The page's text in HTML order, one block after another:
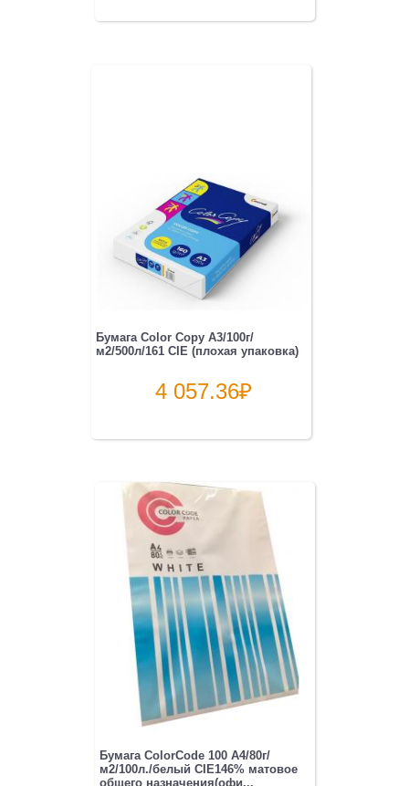
Бумага Color Copy A3/100г/
м2/500л/161 CIE (плохая упаковка)
4 057.36₽
Бумага ColorCode 100 A4/80г/
м2/100л./белый CIE146% матовое
общего назначения(офи...